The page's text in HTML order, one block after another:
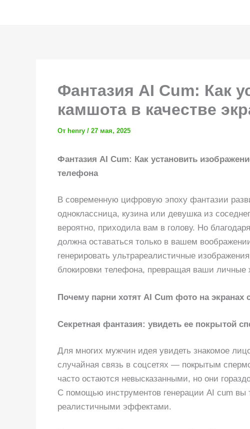
Фантазия AI Cum: Как
камшота в качестве
От henry / 27 мая, 2025
Фантазия AI Cum: Как установить
телефона
В современную цифровую эпоху фантазии
одноклассница, кузина или девушка из
вероятно, приходила вам в голову. Но
должна оставаться только в вашем
генерировать ультрареалистичные
блокировки телефона, превращая ваши
Почему парни хотят AI Cum фото на экранах
Секретная фантазия: увидеть ее покрытой
Для многих мужчин идея увидеть знакомое
случайная связь в соцсетях — покрытым
часто остаются невысказанными, но они
С помощью инструментов генерации AI cum вы
реалистичными эффектами.